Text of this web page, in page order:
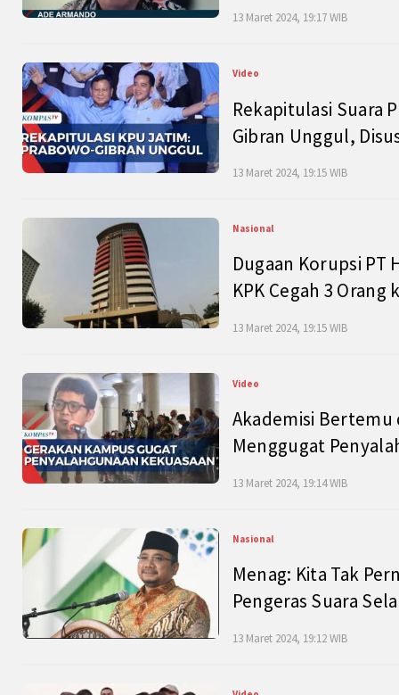
13 Maret 2024, 19:17 WIB
Video
Rekapitulasi Suara
Gibran Unggul,
13 Maret 2024, 19:15 WIB
Nasional
Dugaan Korupsi PT
KPK Cegah 3 Orang
13 Maret 2024, 19:15 WIB
Video
Akademisi Bertemu
Menggugat
13 Maret 2024, 19:14 WIB
Nasional
Menag: Kita Tak
Pengeras Suara
13 Maret 2024, 19:12 WIB